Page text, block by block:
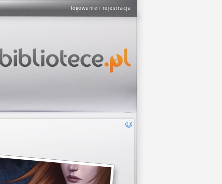
logowanie i rejestracja